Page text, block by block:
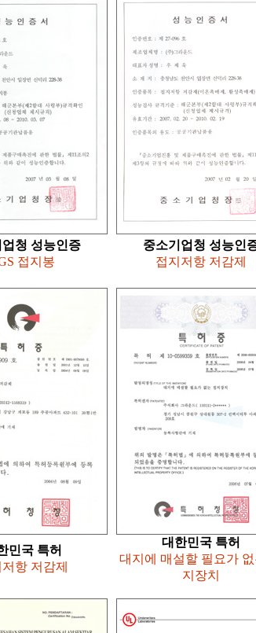
청 성능인증
접지봉
중소기업청 성능인
접지저항 저감제
민국 특허
항 저감제
대한민국 특허
대지에 매설할 필요가
지장치